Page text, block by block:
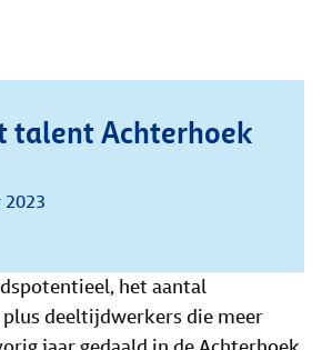
talent Achterhoek
2023
het aantal
deeltijdwerkers die meer